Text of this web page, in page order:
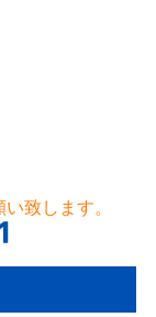
致します。